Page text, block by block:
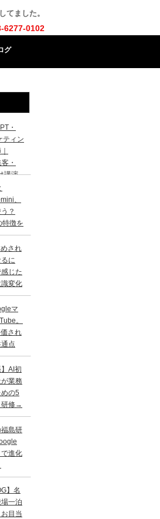
てました。
6277-0102
グ
・
ティン
・
講演
、
？
特徴を
され
に
じた
変化
マ
。
され
点
】AI初
業務
の5
修→
島研
進化
】名
一泊
目当